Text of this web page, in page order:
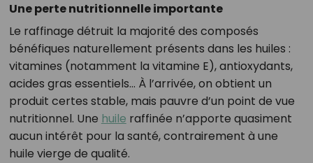
Une perte nutritionnelle importante
Le raffinage détruit la majorité des composés
bénéfiques naturellement présents dans les huiles :
vitamines (notamment la vitamine E), antioxydants,
acides gras essentiels… À l’arrivée, on obtient un
produit certes stable, mais pauvre d’un point de vue
nutritionnel. Une huile raffinée n’apporte quasiment
aucun intérêt pour la santé, contrairement à une
huile vierge de qualité.